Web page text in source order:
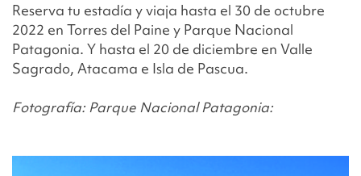
Reserva tu estadía y viaja hasta el 30 de octubre
2022 en Torres del Paine y Parque Nacional
Patagonia. Y hasta el 20 de diciembre en Valle
Sagrado, Atacama e Isla de Pascua.
Fotografía: Parque Nacional Patagonia: